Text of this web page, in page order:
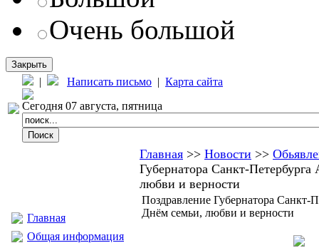
Очень большой
Закрыть
| Написать письмо | Карта сайта
Сегодня 07 августа, пятница
Главная
Общая информация
Главная >> Новости >>
Губернатора Санкт-
любви и верности
Поздравление Губернатора Санкт-
Днём семьи, любви и верности